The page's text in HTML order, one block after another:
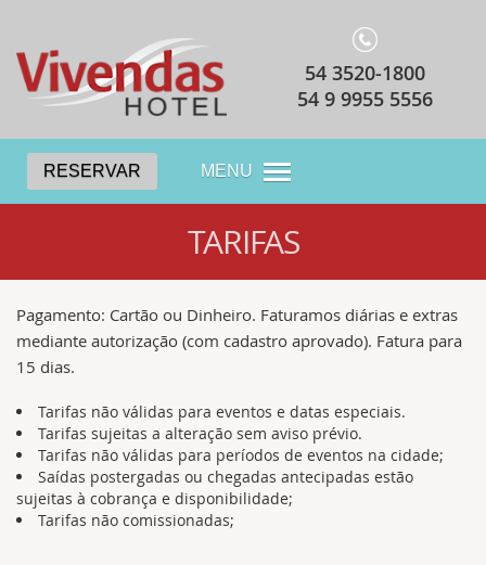
54 3520-1800
54 9 9955 5556
RESERVAR MENU
TARIFAS
Pagamento: Cartão ou Dinheiro. Faturamos diárias e extras
mediante autorização (com cadastro aprovado). Fatura para
15 dias.
Tarifas não válidas para eventos e datas especiais.
Tarifas sujeitas a alteração sem aviso prévio.
Tarifas não válidas para períodos de eventos na cidade;
Saídas postergadas ou chegadas antecipadas estão
sujeitas à cobrança e disponibilidade;
Tarifas não comissionadas;